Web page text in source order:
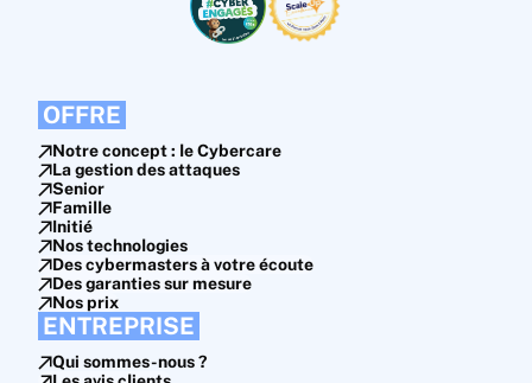
OFFRE
Notre concept : le Cybercare
La gestion des attaques
Senior
Famille
Initié
Nos technologies
Des cybermasters à votre écoute
Des garanties sur mesure
Nos prix
ENTREPRISE
Qui sommes-nous ?